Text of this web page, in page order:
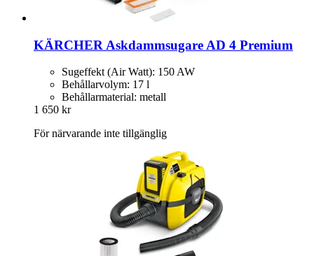
KÄRCHER Askdammsugare AD 4 Premium
Sugeffekt (Air Watt): 150 AW
Behållarvolym: 17 l
Behållarmaterial: metall
1 650 kr
För närvarande inte tillgänglig